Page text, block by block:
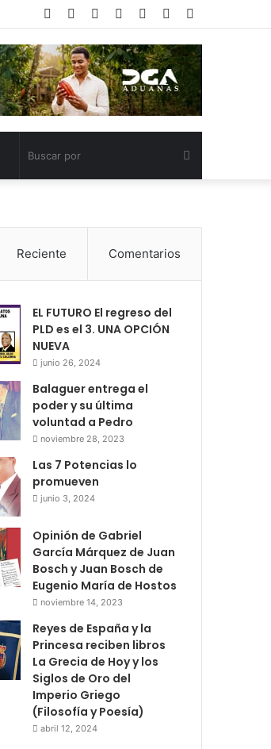
lateral
Publicación
al
azar
Acceso
Instagram
YouTube
Twitter
Facebook
Buscar
Reciente Comentarios
EL FUTURO El regreso del
PLD es el 3. UNA OPCIÓN
NUEVA
junio 26, 2024
Balaguer entrega el
poder y su última
voluntad a Pedro
noviembre 28, 2023
Las 7 Potencias lo
promueven
junio 3, 2024
Opinión de Gabriel
García Márquez de Juan
Bosch y Juan Bosch de
Eugenio María de Hostos
noviembre 14, 2023
Reyes de España y la
Princesa reciben libros
La Grecia de Hoy y los
Siglos de Oro del
Imperio Griego
(Filosofía y Poesía)
abril 12, 2024